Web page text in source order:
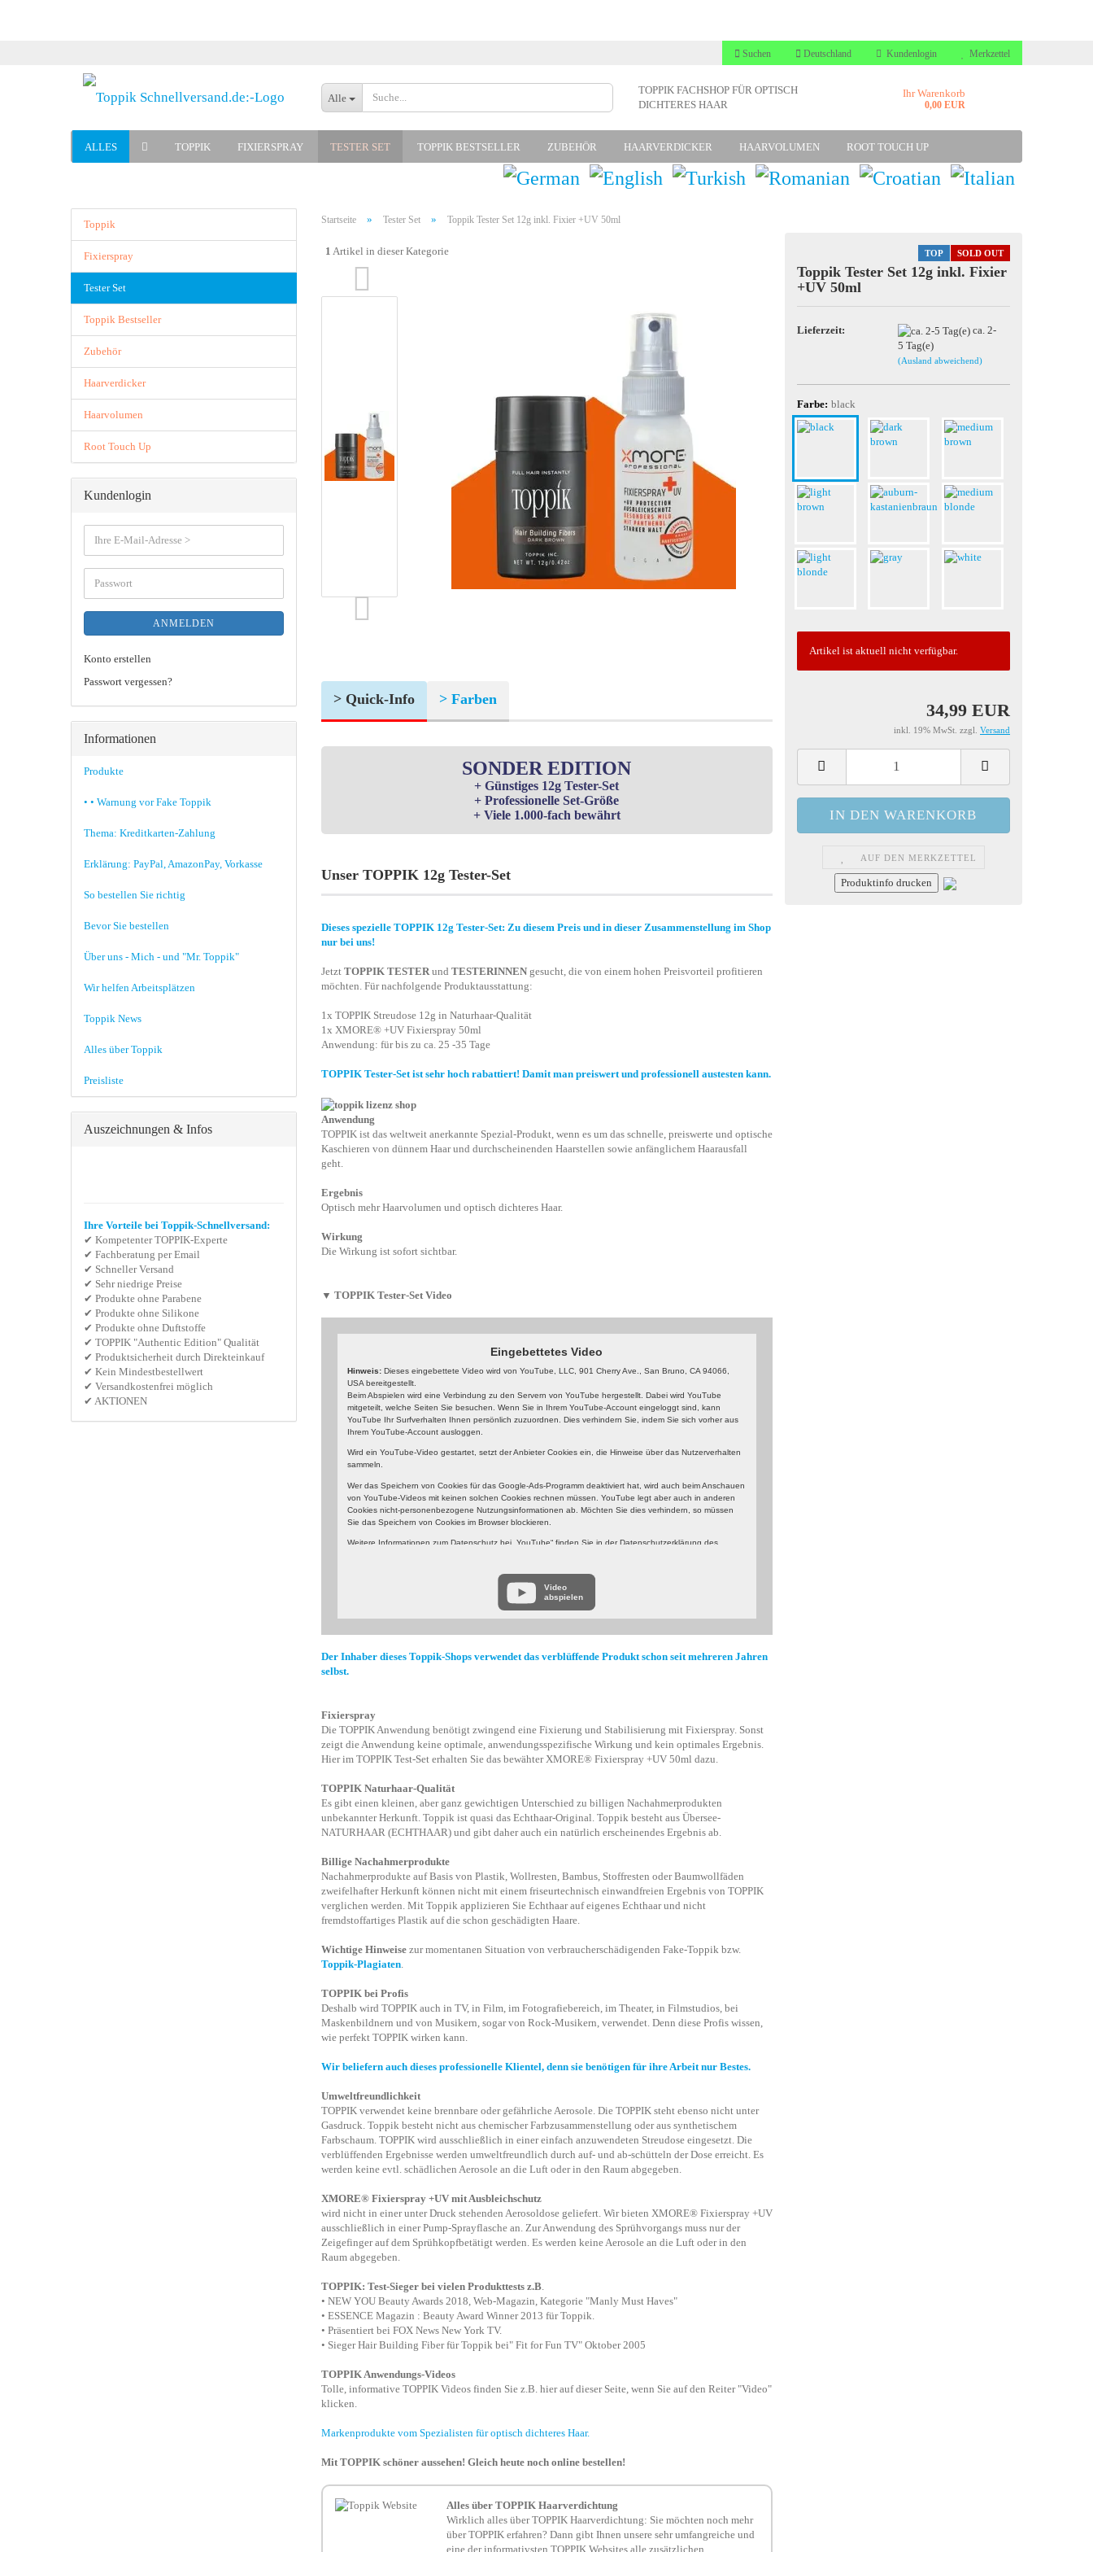
Suchen Deutschland
Lieferland
Kundenlogin Merkzettel
Alle
TOPPIK FACHSHOP FÜR OPTISCH
DICHTERES HAAR
Ihr Warenkorb
0,00 EUR
TOPPIK FIXIERSPRAY TESTER SET TOPPIK BESTSELLER ZUBEHÖR HAARVERDICKER HAARVOLUMEN ROOT TOUCH UP
ALLES
Startseite » Tester Set » Toppik Tester Set 12g inkl. Fixier +UV 50ml
1 Artikel in dieser Kategorie TOP SOLD OUT
Toppik Tester Set 12g inkl. Fixier
+UV 50ml
Lieferzeit:
ca. 2-
5 Tag(e)
(Ausland abweichend)
Farbe: black
Artikel ist aktuell nicht verfügbar.
34,99 EUR
inkl. 19% MwSt. zzgl. Versand
AUF DEN MERKZETTEL
Produktinfo drucken
> Quick-Info > Farben
SONDER EDITION
+ Günstiges 12g Tester-Set
+ Professionelle Set-Größe
+ Viele 1.000-fach bewährt
Unser TOPPIK 12g Tester-Set
Dieses spezielle TOPPIK 12g Tester-Set: Zu diesem Preis und in dieser Zusammenstellung im Shop
nur bei uns!
Jetzt TOPPIK TESTERund TESTERINNEN gesucht, die von einem hohen Preisvorteil profitieren
möchten. Für nachfolgende Produktausstattung:
1x TOPPIK Streudose 12g in Naturhaar-Qualität
1x XMORE® +UV Fixierspray 50ml
Anwendung: für bis zu ca. 25 -35 Tage
TOPPIK Tester-Set ist sehr hoch rabattiert! Damit man preiswert und professionell austesten kann.
Anwendung
TOPPIK ist das weltweit anerkannte Spezial-Produkt, wenn es um das schnelle, preiswerte und optische
Kaschieren von dünnem Haar und durchscheinenden Haarstellen sowie anfänglichem Haarausfall
geht.
Ergebnis
Optisch mehr Haarvolumen und optisch dichteres Haar.
Wirkung
Die Wirkung ist sofort sichtbar.
▼ TOPPIK Tester-Set Video
Eingebettetes Video
Hinweis: Dieses eingebettete Video wird von YouTube, LLC, 901 Cherry Ave., San Bruno, CA 94066,
USA bereitgestellt.
Beim Abspielen wird eine Verbindung zu den Servern von YouTube hergestellt. Dabei wird YouTube
mitgeteilt, welche Seiten Sie besuchen. Wenn Sie in Ihrem YouTube-Account eingeloggt sind, kann
YouTube Ihr Surfverhalten Ihnen persönlich zuzuordnen. Dies verhindern Sie, indem Sie sich vorher aus
Ihrem YouTube-Account ausloggen.
Wird ein YouTube-Video gestartet, setzt der Anbieter Cookies ein, die Hinweise über das Nutzerverhalten
sammeln.
Wer das Speichern von Cookies für das Google-Ads-Programm deaktiviert hat, wird auch beim Anschauen
von YouTube-Videos mit keinen solchen Cookies rechnen müssen. YouTube legt aber auch in anderen
Cookies nicht-personenbezogene Nutzungsinformationen ab. Möchten Sie dies verhindern, so müssen
Sie das Speichern von Cookies im Browser blockieren.
Weitere Informationen zum Datenschutz bei „YouTube“ finden Sie in der Datenschutzerklärung des
Video
abspielen
Der Inhaber dieses Toppik-Shops verwendet das verblüffende Produkt schon seit mehreren Jahren
selbst.
Fixierspray
Die TOPPIK Anwendung benötigt zwingend eine Fixierung und Stabilisierung mit Fixierspray. Sonst
zeigt die Anwendung keine optimale, anwendungsspezifische Wirkung und kein optimales Ergebnis.
Hier im TOPPIK Test-Set erhalten Sie das bewähter XMORE® Fixierspray +UV 50ml dazu.
TOPPIK Naturhaar-Qualität
Es gibt einen kleinen, aber ganz gewichtigen Unterschied zu billigen Nachahmerprodukten
unbekannter Herkunft. Toppik ist quasi das Echthaar-Original. Toppik besteht aus Übersee-
NATURHAAR (ECHTHAAR) und gibt daher auch ein natürlich erscheinendes Ergebnis ab.
Billige Nachahmerprodukte
Nachahmerprodukte auf Basis von Plastik, Wollresten, Bambus, Stoffresten oder Baumwollfäden
zweifelhafter Herkunft können nicht mit einem friseurtechnisch einwandfreien Ergebnis von TOPPIK
verglichen werden. Mit Toppik applizieren Sie Echthaar auf eigenes Echthaar und nicht
fremdstoffartiges Plastik auf die schon geschädigten Haare.
Wichtige Hinweisezur momentanen Situation von verbraucherschädigenden Fake-Toppik bzw.
Toppik-Plagiaten.
TOPPIK bei Profis
Deshalb wird TOPPIK auch in TV, in Film, im Fotografiebereich, im Theater, in Filmstudios, bei
Maskenbildnern und von Musikern, sogar von Rock-Musikern, verwendet. Denn diese Profis wissen,
wie perfekt TOPPIK wirken kann.
Wir beliefern auch dieses professionelle Klientel, denn sie benötigen für ihre Arbeit nur Bestes.
Umweltfreundlichkeit
TOPPIK verwendet keine brennbare oder gefährliche Aerosole. Die TOPPIK steht ebenso nicht unter
Gasdruck. Toppik besteht nicht aus chemischer Farbzusammenstellung oder aus synthetischem
Farbschaum. TOPPIK wird ausschließlich in einer einfach anzuwendeten Streudose eingesetzt. Die
verblüffenden Ergebnisse werden umweltfreundlich durch auf- und ab-schütteln der Dose erreicht. Es
werden keine evtl. schädlichen Aerosole an die Luft oder in den Raum abgegeben.
XMORE® Fixierspray +UV mit Ausbleichschutz
wird nicht in einer unter Druck stehenden Aerosoldose geliefert. Wir bieten XMORE® Fixierspray +UV
ausschließlich in einer Pump-Sprayflasche an. Zur Anwendung des Sprühvorgangs muss nur der
Zeigefinger auf dem Sprühkopfbetätigt werden. Es werden keine Aerosole an die Luft oder in den
Raum abgegeben.
TOPPIK: Test-Sieger bei vielen Produkttests z.B.
• NEW YOU Beauty Awards 2018, Web-Magazin, Kategorie "Manly Must Haves"
• ESSENCE Magazin : Beauty Award Winner 2013 für Toppik.
• Präsentiert bei FOX News New York TV.
• Sieger Hair Building Fiber für Toppik bei" Fit for Fun TV" Oktober 2005
TOPPIK Anwendungs-Videos
Tolle, informative TOPPIK Videos finden Sie z.B. hier auf dieser Seite, wenn Sie auf den Reiter "Video"
klicken.
Markenprodukte vom Spezialisten für optisch dichteres Haar.
Mit TOPPIK schöner aussehen! Gleich heute noch online bestellen!
Alles über TOPPIK Haarverdichtung
Wirklich alles über TOPPIK Haarverdichtung: Sie möchten noch mehr
über TOPPIK erfahren? Dann gibt Ihnen unsere sehr umfangreiche und
eine der informativsten TOPPIK Websites alle zusätzlichen
Toppik
Fixierspray
Tester Set
Toppik Bestseller
Zubehör
Haarverdicker
Haarvolumen
Root Touch Up
Kundenlogin
ANMELDEN
Konto erstellen
Passwort vergessen?
Informationen
Produkte
• • Warnung vor Fake Toppik
Thema: Kreditkarten-Zahlung
Erklärung: PayPal, AmazonPay, Vorkasse
So bestellen Sie richtig
Bevor Sie bestellen
Über uns - Mich - und "Mr. Toppik"
Wir helfen Arbeitsplätzen
Toppik News
Alles über Toppik
Preisliste
Auszeichnungen & Infos
Ihre Vorteile bei Toppik-Schnellversand:
✔ Kompetenter TOPPIK-Experte
✔ Fachberatung per Email
✔ Schneller Versand
✔ Sehr niedrige Preise
✔ Produkte ohne Parabene
✔ Produkte ohne Silikone
✔ Produkte ohne Duftstoffe
✔ TOPPIK "Authentic Edition" Qualität
✔ Produktsicherheit durch Direkteinkauf
✔ Kein Mindestbestellwert
✔ Versandkostenfrei möglich
✔ AKTIONEN